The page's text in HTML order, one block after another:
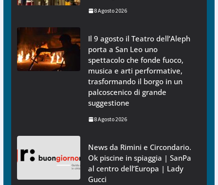
8 Agosto 2026
Il 9 agosto il Teatro dell’Aleph
porta a San Leo uno
spettacolo che fonde fuoco,
musica e arti performative,
trasformando il borgo in un
palcoscenico di grande
suggestione
8 Agosto 2026
News da Rimini e Circondario.
Ok piscine in spiaggia | SanPa
al centro dell’Europa | Lady
Gucci